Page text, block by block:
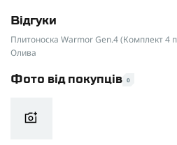
Відгуки
Плитоноска Warmor Gen.4 (Комплект 4
Олива
Фото від покупців 0